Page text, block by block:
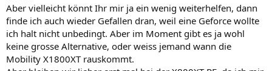
Aber vielleicht könnt Ihr mir ja ein wenig weiterhelfen, dann
finde ich auch wieder Gefallen dran, weil eine Geforce wollte
ich halt nicht unbedingt. Aber im Moment gibt es ja wohl
keine grosse Alternative, oder weiss jemand wann die
Mobility X1800XT rauskommt.